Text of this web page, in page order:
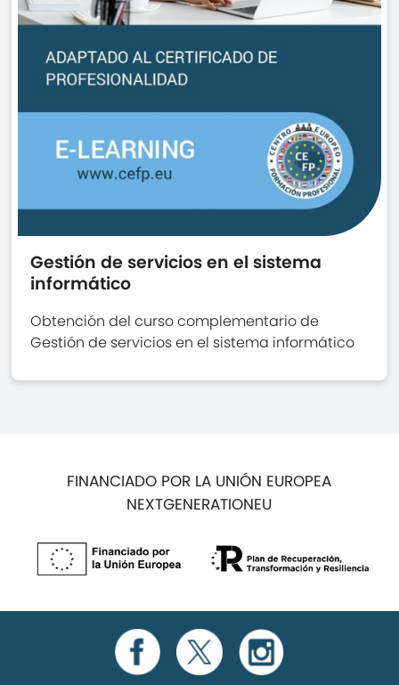
Gestión de servicios en el sistema
informático
Obtención del curso complementario de
Gestión de servicios en el sistema informático
FINANCIADO POR LA UNIÓN EUROPEA
NEXTGENERATIONEU